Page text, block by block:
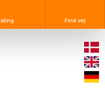
Find vej